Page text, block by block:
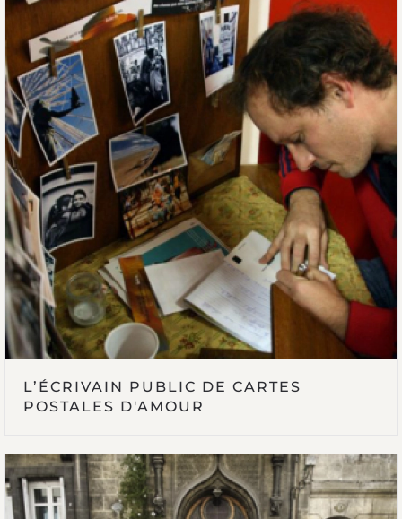
L’ÉCRIVAIN PUBLIC DE CARTES
POSTALES D'AMOUR